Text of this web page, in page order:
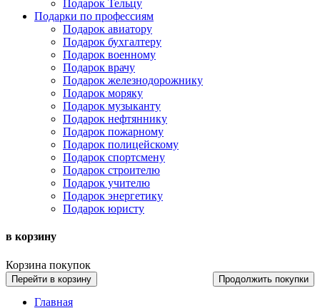
Подарок Тельцу
Подарки по профессиям
Подарок авиатору
Подарок бухгалтеру
Подарок военному
Подарок врачу
Подарок железнодорожнику
Подарок моряку
Подарок музыканту
Подарок нефтяннику
Подарок пожарному
Подарок полицейскому
Подарок спортсмену
Подарок строителю
Подарок учителю
Подарок энергетику
Подарок юристу
в корзину
Корзина покупок
Перейти в корзину Продолжить покупки
Главная